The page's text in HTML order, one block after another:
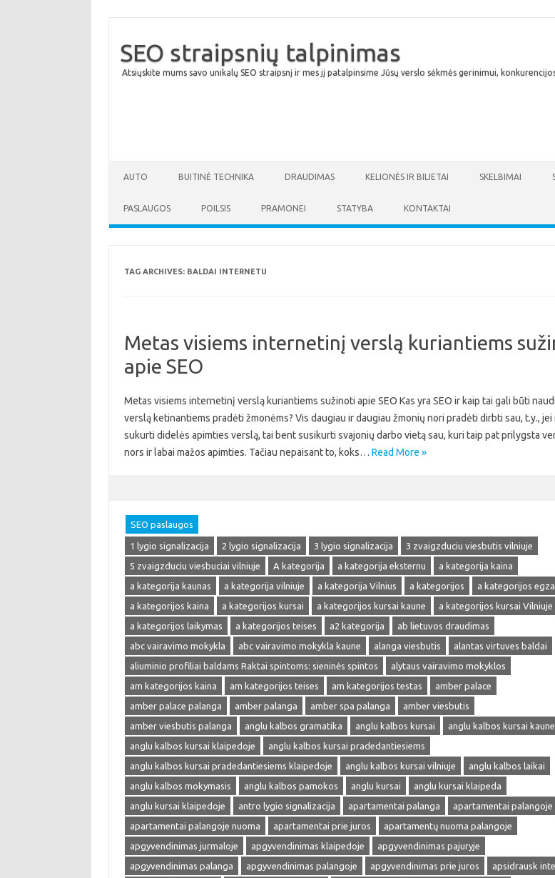
SEO straipsnių talpinimas
Atsiųskite mums savo unikalų SEO straipsnį ir mes jį patalpinsime Jūsų verslo sėkmės gerinimui,
AUTO BUITINĖ TECHNIKA DRAUDIMAS KELIONĖS IR BILIETAI SKELBIMAI
PASLAUGOS POILSIS PRAMONEI STATYBA KONTAKTAI
TAG ARCHIVES: BALDAI INTERNETU
Metas visiems internetinį verslą kuriantiems
apie SEO
Metas visiems internetinį verslą kuriantiems sužinoti apie SEO Kas yra SEO ir kaip tai gali būti
verslą ketinantiems pradėti žmonėms? Vis daugiau ir daugiau žmonių nori pradėti dirbti sau, t.y., jei
sukurti didelės apimties verslą, tai bent susikurti svajonių darbo vietą sau, kuri taip pat prilygsta
nors ir labai mažos apimties. Tačiau nepaisant to, koks… Read More »
SEO paslaugos
1 lygio signalizacija 2 lygio signalizacija 3 lygio signalizacija
3 zvaigzduciu viesbutis vilniuje
5 zvaigzduciu viesbuciai vilniuje
A kategorija a kategorija eksternu
a kategorija kaina
a kategorija kaunas
a kategorija vilniuje a kategorija Vilnius a kategorijos
a kategorijos
a kategorijos kaina
a kategorijos kursai a kategorijos kursai kaune
a kategorijos kursai Vilniuje
a kategorijos laikymas
a kategorijos teises a2 kategorija
ab lietuvos draudimas
abc vairavimo mokykla
abc vairavimo mokykla kaune alanga viesbutis
alantas virtuves baldai
aliuminio profiliai baldams Raktai spintoms: sieninės spintos
alytaus vairavimo mokyklos
am kategorijos kaina
am kategorijos teises am kategorijos testas
amber palace
amber palace palanga
amber palanga amber spa palanga
amber viesbutis
amber viesbutis palanga
anglu kalbos gramatika anglu kalbos kursai
anglu kalbos kursai kaune
anglu kalbos kursai klaipedoje
anglu kalbos kursai pradedantiesiems
anglu kalbos kursai pradedantiesiems klaipedoje
anglu kalbos kursai vilniuje
anglu kalbos laikai
anglu kalbos mokymasis
anglu kalbos pamokos anglu kursai
anglu kursai klaipeda
anglu kursai klaipedoje
antro lygio signalizacija apartamentai palanga
apartamentai palangoje
apartamentai palangoje nuoma
apartamentai prie juros
apartamentų nuoma palangoje
apgyvendinimas jurmaloje
apgyvendinimas klaipedoje
apgyvendinimas pajuryje
apgyvendinimas palanga
apgyvendinimas palangoje apgyvendinimas prie juros
apsidrausk